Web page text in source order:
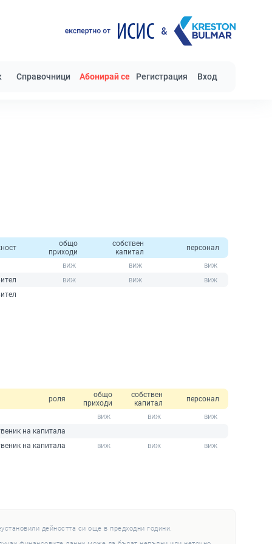
Справочници Абонирай се Регистрация Вход
общо
приходи
собствен
капитал
персонал
роля
общо
приходи
собствен
капитал
персонал
на капитала
на капитала
дейността си още в предходни години.